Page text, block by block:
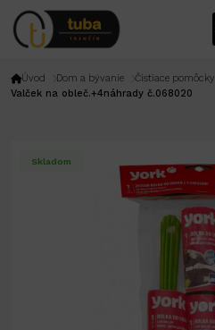
Úvod Dom a bývanie
Čistiace pomôcky
Valček na obleč.+4náhrady č.068020
Skladom